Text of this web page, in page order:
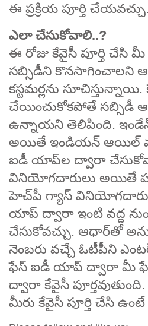
ఈ ప్రక్రియ పూర్తి చేయవచ్చు.
ఎలా చేసుకోవాలి..?
ఈ రోజు కేవైసీ పూర్తి చేసి
సబ్సిడీని కొనసాగించాలని
కస్టమర్లను సూచిస్తున్నాయి.
చేయించుకోకపోతే సబ్సిడీ
ఉన్నాయని తెలిపింది. ఇండేన్
అయితే ఇండియన్ ఆయిల్
ఐడీ యాప్‌ల ద్వారా
వినియోగదారులు అయితే
హెచ్‌పీ గ్యాస్
యాప్ ద్వారా ఇంటి వద్ద
చేసుకోవచ్చు. ఆధార్‌తో
నెంబరు వచ్చే ఓటీపీని
ఫేస్ ఐడీ యాప్ ద్వారా మీ
ద్వారా కేవైసీ
మీరు కేవైసీ పూర్తి చేసి